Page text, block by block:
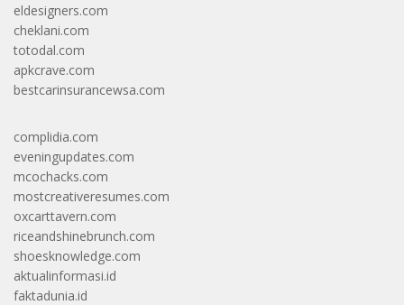
eldesigners.com
cheklani.com
totodal.com
apkcrave.com
bestcarinsurancewsa.com
complidia.com
eveningupdates.com
mcochacks.com
mostcreativeresumes.com
oxcarttavern.com
riceandshinebrunch.com
shoesknowledge.com
aktualinformasi.id
faktadunia.id